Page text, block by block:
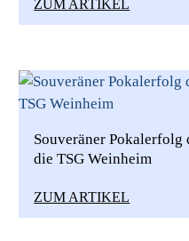
ZUM ARTIKEL
Souveräner Pokalerfolg
die TSG Weinheim
ZUM ARTIKEL